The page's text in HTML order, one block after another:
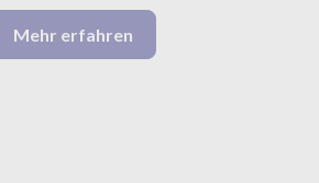
Mehr erfahren